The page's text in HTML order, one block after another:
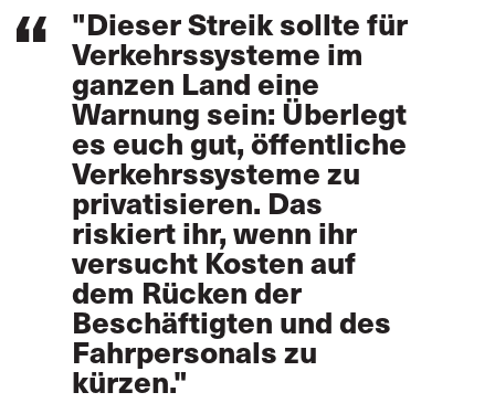
"Dieser Streik sollte für
Verkehrssysteme im
ganzen Land eine
Warnung sein: Überlegt
es euch gut, öffentliche
Verkehrssysteme zu
privatisieren. Das
riskiert ihr, wenn ihr
versucht Kosten auf
dem Rücken der
Beschäftigten und des
Fahrpersonals zu
kürzen."